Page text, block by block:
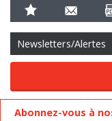
Newsletters/Alertes
Abonnez-vous à